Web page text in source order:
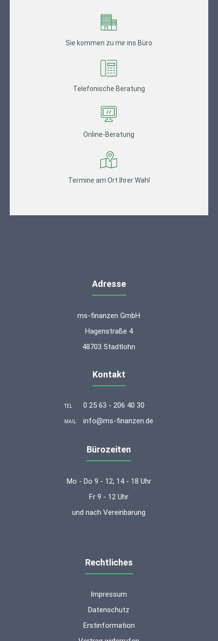
Sie kommen zu mir ins Büro
Telefonische Beratung
Online-Beratung
Termine am Ort Ihrer Wahl
Adresse
ms-finanzen GmbH
Hagenstraße 4
48703 Stadtlohn
Kontakt
TEL 0 25 63 - 206 40 30
MAIL info@ms-finanzen.de
Bürozeiten
Mo - Do 9 - 12, 14 - 18 Uhr
Fr 9 - 12 Uhr
und nach Vereinbarung
Rechtliches
Impressum
Datenschutz
Erstinformation